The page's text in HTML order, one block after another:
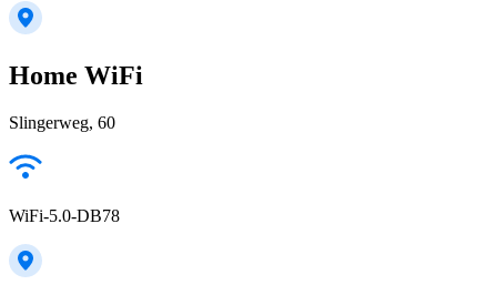
Home WiFi
Slingerweg, 60
WiFi-5.0-DB78